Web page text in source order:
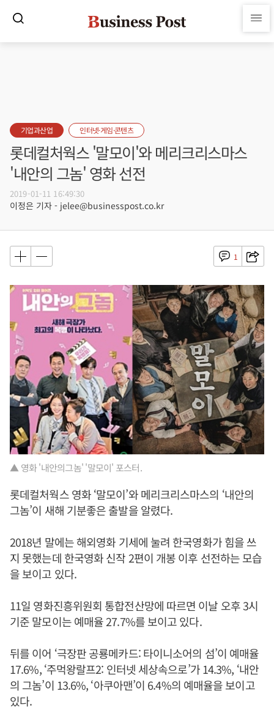
기업과산업 인터넷·게임·콘텐츠
롯데컬처웍스 '말모이'와 메리크리스마스
'내안의 그놈' 영화 선전
2019-01-11 16:49:30
이정은 기자 - jelee@businesspost.co.kr
1
▲ 영화 '내안의그놈' '말모이' 포스터.
롯데컬처웍스 영화 ‘말모이’와 메리크리스마스의 ‘내안의
그놈’이 새해 기분좋은 출발을 알렸다.
2018년 말에는 해외영화 기세에 눌려 한국영화가 힘을 쓰
지 못했는데 한국영화 신작 2편이 개봉 이후 선전하는 모습
을 보이고 있다.
11일 영화진흥위원회 통합전산망에 따르면 이날 오후 3시
기준 말모이는 예매율 27.7%를 보이고 있다.
뒤를 이어 ‘극장판 공룡메카드: 타이니소어의 섬’이 예매율
17.6%, ‘주먹왕랄프2: 인터넷 세상속으로’가 14.3%, ‘내안
의 그놈’이 13.6%, ‘아쿠아맨’이 6.4%의 예매율을 보이고
있다.